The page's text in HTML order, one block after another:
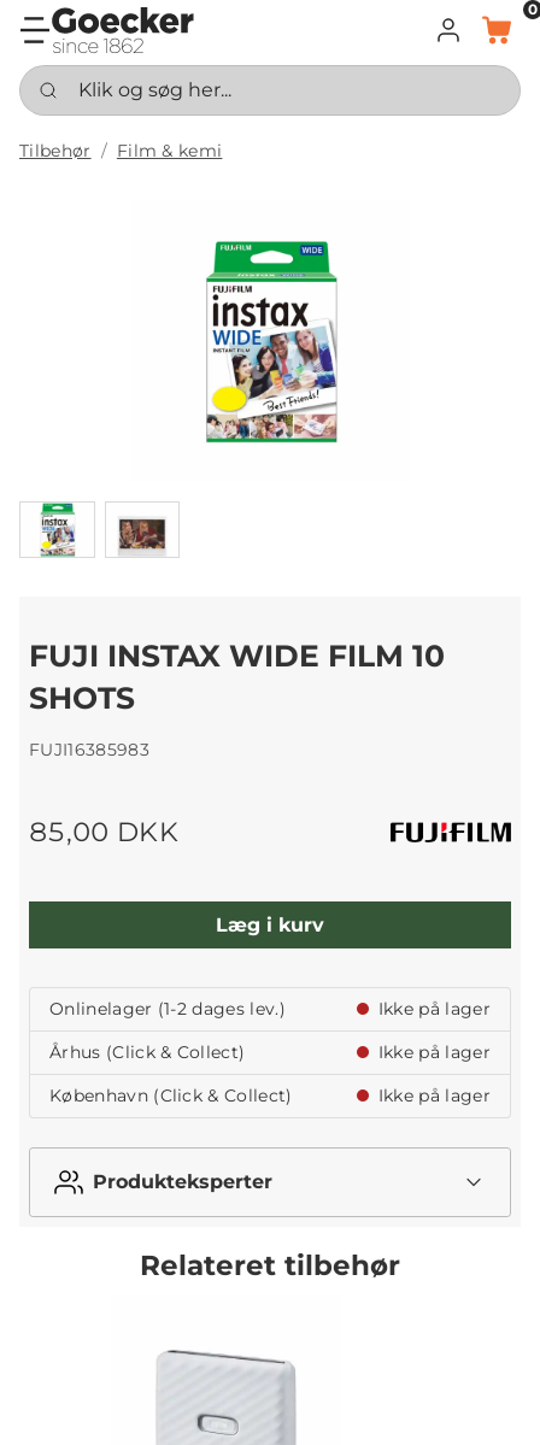
LOG INDKURV
0
Klik og søg her...
Tilbehør Film & kemi
FUJI INSTAX WIDE FILM 10
SHOTS
FUJI16385983
85,00 DKK
Læg i kurv
Onlinelager (1-2 dages lev.)
Ikke på lager
Århus (Click & Collect)
Ikke på lager
København (Click & Collect)
Ikke på lager
Produkteksperter
Relateret tilbehør